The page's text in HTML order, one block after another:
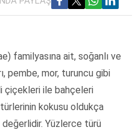
familyasına ait, soğanlı ve
pembe, mor, turuncu gibi
çiçekleri ile bahçeleri
kokusu oldukça
Yüzlerce türü